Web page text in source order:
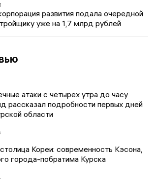
развития подала очередной
уже на 1,7 млрд рублей
атаки с четырех утра до часу
рассказал подробности первых дней
области
Кореи: современность Кэсона,
города-побратима Курска